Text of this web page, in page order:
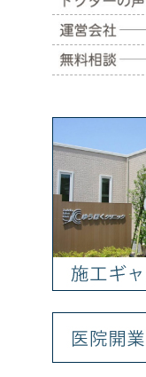
ドクターの声
運営会社